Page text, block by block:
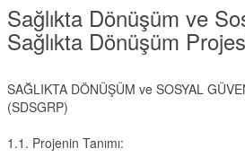
Sağlıkta Dönüşüm ve
Sağlıkta Dönüşüm
SAĞLIKTA DÖNÜŞÜM ve SOSYAL
(SDSGRP)
1.1. Projenin Tanımı: